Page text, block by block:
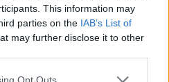
This information may
parties on the IAB’s List of
may further disclose it to other
app uses one or more Google
Opt Outs